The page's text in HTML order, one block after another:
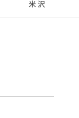
米沢